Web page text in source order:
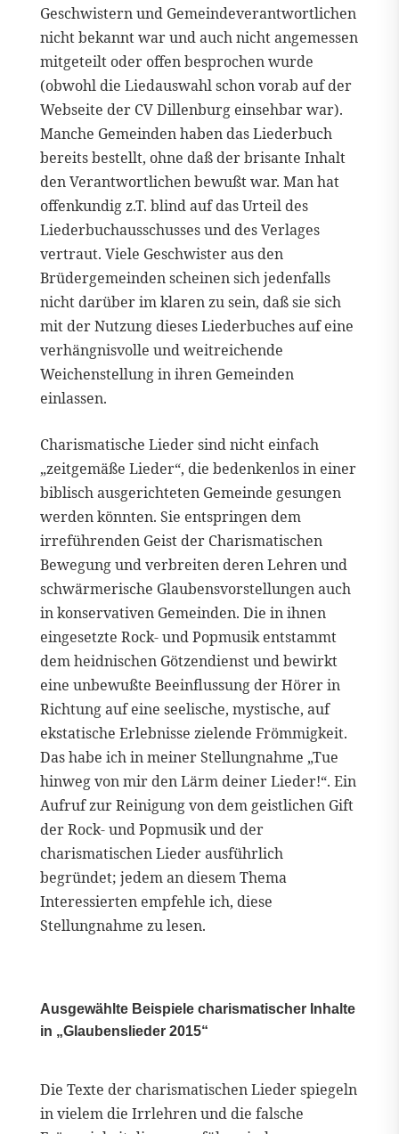
Geschwistern und Gemeindeverantwortlichen
nicht bekannt war und auch nicht angemessen
mitgeteilt oder offen besprochen wurde
(obwohl die Liedauswahl schon vorab auf der
Webseite der CV Dillenburg einsehbar war).
Manche Gemeinden haben das Liederbuch
bereits bestellt, ohne daß der brisante Inhalt
den Verantwortlichen bewußt war. Man hat
offenkundig z.T. blind auf das Urteil des
Liederbuchausschusses und des Verlages
vertraut. Viele Geschwister aus den
Brüdergemeinden scheinen sich jedenfalls
nicht darüber im klaren zu sein, daß sie sich
mit der Nutzung dieses Liederbuches auf eine
verhängnisvolle und weitreichende
Weichenstellung in ihren Gemeinden
einlassen.
Charismatische Lieder sind nicht einfach
„zeitgemäße Lieder“, die bedenkenlos in einer
biblisch ausgerichteten Gemeinde gesungen
werden könnten. Sie entspringen dem
irreführenden Geist der Charismatischen
Bewegung und verbreiten deren Lehren und
schwärmerische Glaubensvorstellungen auch
in konservativen Gemeinden. Die in ihnen
eingesetzte Rock- und Popmusik entstammt
dem heidnischen Götzendienst und bewirkt
eine unbewußte Beeinflussung der Hörer in
Richtung auf eine seelische, mystische, auf
ekstatische Erlebnisse zielende Frömmigkeit.
Das habe ich in meiner Stellungnahme „Tue
hinweg von mir den Lärm deiner Lieder!“. Ein
Aufruf zur Reinigung von dem geistlichen Gift
der Rock- und Popmusik und der
charismatischen Lieder ausführlich
begründet; jedem an diesem Thema
Interessierten empfehle ich, diese
Stellungnahme zu lesen.
Ausgewählte Beispiele charismatischer Inhalte
in „Glaubenslieder 2015“
Die Texte der charismatischen Lieder spiegeln
in vielem die Irrlehren und die falsche